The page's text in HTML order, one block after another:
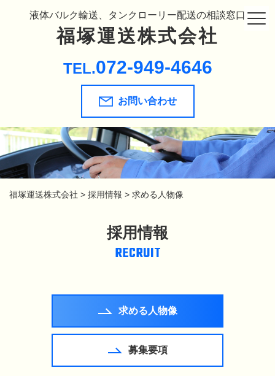
液体バルク輸送、タンクローリー配送の相談窓口
福塚運送株式会社
TEL.072-949-4646
お問い合わせ
福塚運送株式会社 > 採用情報 > 求める人物像
採用情報
RECRUIT
求める人物像
募集要項